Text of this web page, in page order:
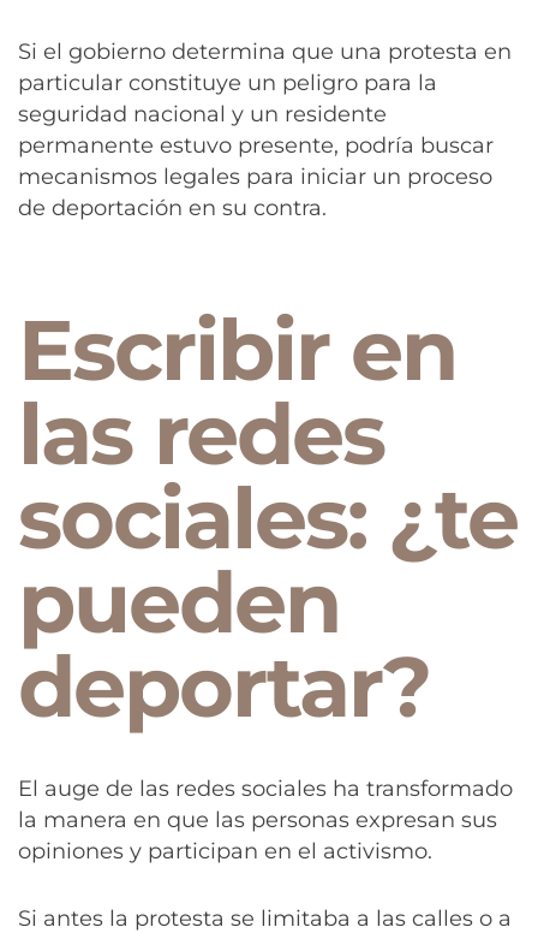
Si el gobierno determina que una protesta en
particular constituye un peligro para la
seguridad nacional y un residente
permanente estuvo presente, podría buscar
mecanismos legales para iniciar un proceso
de deportación en su contra.
Escribir en
las redes
sociales: ¿te
pueden
deportar?
El auge de las redes sociales ha transformado
la manera en que las personas expresan sus
opiniones y participan en el activismo.
Si antes la protesta se limitaba a las calles o a